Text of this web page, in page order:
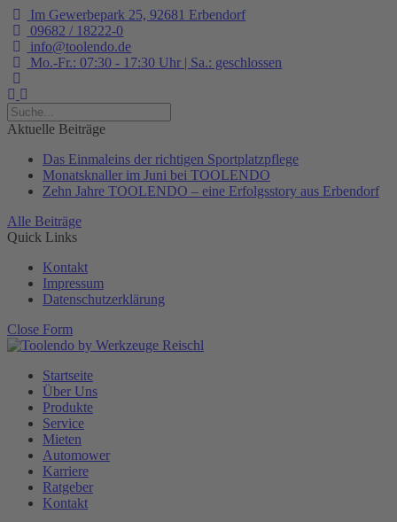
Im Gewerbepark 25, 92681 Erbendorf
09682 / 18222-0
info@toolendo.de
Mo.-Fr.: 07:30 - 17:30 Uhr | Sa.: geschlossen
Suche...
Aktuelle Beiträge
Das Einmaleins der richtigen Sportplatzpflege
Monatsknaller im Juni bei TOOLENDO
Zehn Jahre TOOLENDO – eine Erfolgsstory aus Erbendorf
Alle Beiträge
Quick Links
Kontakt
Impressum
Datenschutzerklärung
Close Form
Startseite
Über Uns
Produkte
Service
Mieten
Automower
Karriere
Ratgeber
Kontakt